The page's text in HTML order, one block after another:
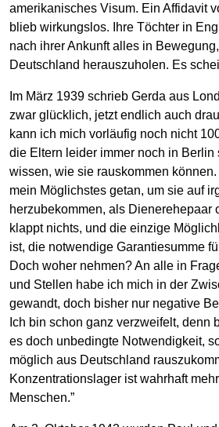
amerikanisches Visum. Ein Affidavit
blieb wirkungslos. Ihre Töchter in
nach ihrer Ankunft alles in
Deutschland herauszuholen. Es
Im März 1939 schrieb Gerda aus
zwar glücklich, jetzt endlich auch
kann ich mich vorläufig noch nicht
die Eltern leider immer noch in Berlin
wissen, wie sie rauskommen
mein Möglichstes getan, um sie auf
herzubekommen, als Dienerehepaar
klappt nichts, und die einzige
ist, die notwendige Garantiesumme
Doch woher nehmen? An alle in
und Stellen habe ich mich in der
gewandt, doch bisher nur negative
Ich bin schon ganz verzweifelt, denn
es doch unbedingte Notwendigkeit,
möglich aus Deutschland
Konzentrationslager ist wahrhaft
Menschen.”